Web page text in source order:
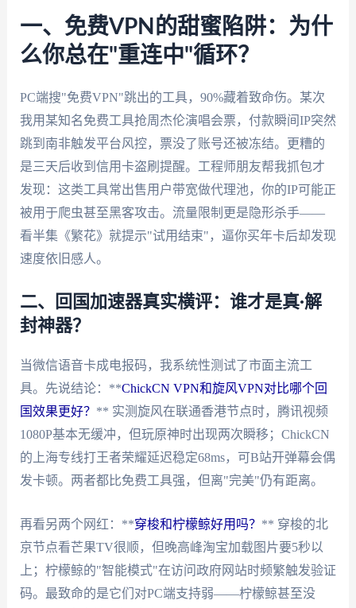
一、免费VPN的甜蜜陷阱：为什
么你总在"重连中"循环？
PC端搜"免费VPN"跳出的工具，90%藏着致命伤。某次
我用某知名免费工具抢周杰伦演唱会票，付款瞬间IP突然
跳到南非触发平台风控，票没了账号还被冻结。更糟的
是三天后收到信用卡盗刷提醒。工程师朋友帮我抓包才
发现：这类工具常出售用户带宽做代理池，你的IP可能正
被用于爬虫甚至黑客攻击。流量限制更是隐形杀手——
看半集《繁花》就提示"试用结束"，逼你买年卡后却发现
速度依旧感人。
二、回国加速器真实横评：谁才是真·解
封神器？
当微信语音卡成电报码，我系统性测试了市面主流工
具。先说结论：**ChickCN VPN和旋风VPN对比哪个回
国效果更好？ ** 实测旋风在联通香港节点时，腾讯视频
1080P基本无缓冲，但玩原神时出现两次瞬移；ChickCN
的上海专线打王者荣耀延迟稳定68ms，可B站开弹幕会偶
发卡顿。两者都比免费工具强，但离"完美"仍有距离。
再看另两个网红：**穿梭和柠檬鲸好用吗？ ** 穿梭的北
京节点看芒果TV很顺，但晚高峰淘宝加载图片要5秒以
上；柠檬鲸的"智能模式"在访问政府网站时频繁触发验证
码。最致命的是它们对PC端支持弱——柠檬鲸甚至没